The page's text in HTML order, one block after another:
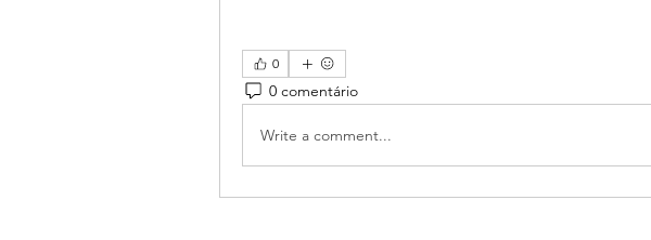
0
0 comentário
Write a comment...